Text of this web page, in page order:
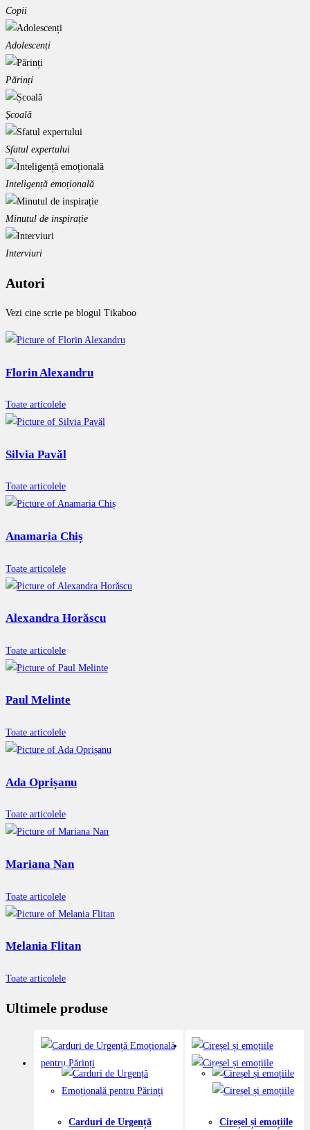
Copii
Adolescenți
Părinți
Școală
Sfatul expertului
Inteligență emoțională
Minutul de inspirație
Interviuri
Autori
Vezi cine scrie pe blogul Tikaboo
Florin Alexandru
Toate articolele
Silvia Pavăl
Toate articolele
Anamaria Chiș
Toate articolele
Alexandra Horăscu
Toate articolele
Paul Melinte
Toate articolele
Ada Oprișanu
Toate articolele
Mariana Nan
Toate articolele
Melania Flitan
Toate articolele
Ultimele produse
Carduri de Urgență
Cireșel și emoțiile